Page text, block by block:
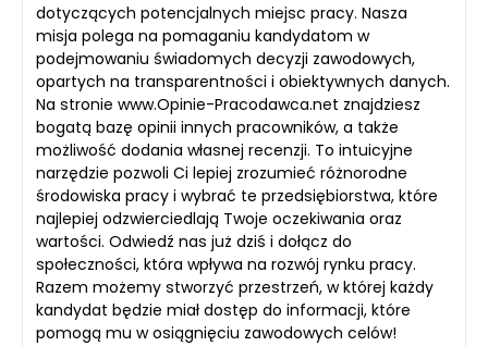
dotyczących potencjalnych miejsc pracy. Nasza
misja polega na pomaganiu kandydatom w
podejmowaniu świadomych decyzji zawodowych,
opartych na transparentności i obiektywnych danych.
Na stronie www.Opinie-Pracodawca.net znajdziesz
bogatą bazę opinii innych pracowników, a także
możliwość dodania własnej recenzji. To intuicyjne
narzędzie pozwoli Ci lepiej zrozumieć różnorodne
środowiska pracy i wybrać te przedsiębiorstwa, które
najlepiej odzwierciedlają Twoje oczekiwania oraz
wartości. Odwiedź nas już dziś i dołącz do
społeczności, która wpływa na rozwój rynku pracy.
Razem możemy stworzyć przestrzeń, w której każdy
kandydat będzie miał dostęp do informacji, które
pomogą mu w osiągnięciu zawodowych celów!